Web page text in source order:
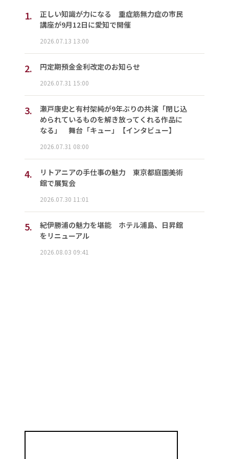
1.
正しい知識が力になる 重症筋無力症の市民
講座が9月12日に愛知で開催
2026.07.13 13:00
2. 円定期預金金利改定のお知らせ
2026.07.31 15:00
3.
瀬戸康史と有村架純が9年ぶりの共演「閉じ込
められているものを解き放ってくれる作品に
なる」 舞台「キュー」【インタビュー】
2026.07.31 08:00
4.
リトアニアの手仕事の魅力 東京都庭園美術
館で展覧会
2026.07.30 11:01
5.
紀伊勝浦の魅力を堪能 ホテル浦島、日昇館
をリニューアル
2026.08.03 09:41